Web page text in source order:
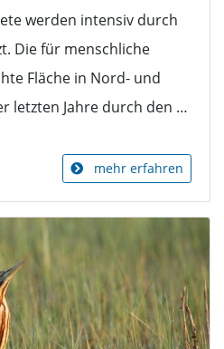
werden intensiv durch
Die für menschliche
Fläche in Nord- und
letzten Jahre durch den …
mehr erfahren